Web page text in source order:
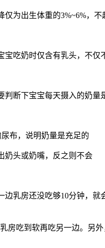
仅为出生体重的3%~6%，
宝吃奶时仅含有乳头，不
判断下宝宝每天摄入的奶量
布，说明奶量是充足的
奶头或奶嘴，反之则不会
边乳房还没吃够10分钟，
房吃到软再吃另一边。另